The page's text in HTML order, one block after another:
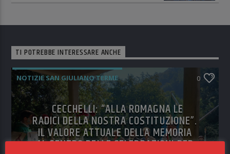
TI POTREBBE INTERESSARE ANCHE
NOTIZIE SAN GIULIANO TERME 0
CECCHELLI: “ALLA ROMAGNA LE
RADICI DELLA NOSTRA COSTITUZIONE”.
IL VALORE ATTUALE DELLA MEMORIA
AL CENTRO DELLE CELEBRAZIONI PER